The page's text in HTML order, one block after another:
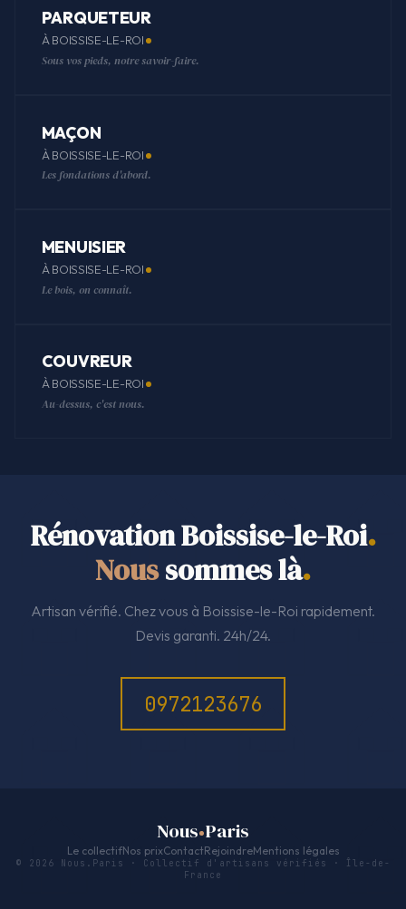
PARQUETEUR
À BOISSISE-LE-ROI
Sous vos pieds, notre savoir-faire.
MAÇON
À BOISSISE-LE-ROI
Les fondations d'abord.
MENUISIER
À BOISSISE-LE-ROI
Le bois, on connaît.
COUVREUR
À BOISSISE-LE-ROI
Au-dessus, c'est nous.
Rénovation Boissise-le-Roi.
Noussommes là.
Artisan vérifié. Chez vous à Boissise-le-Roi rapidement.
Devis garanti. 24h/24.
0972123676
Nous Paris
Le collectifNos prixContactRejoindreMentions légales
© 2026 Nous.Paris · Collectif d'artisans vérifiés · Île-de-
France